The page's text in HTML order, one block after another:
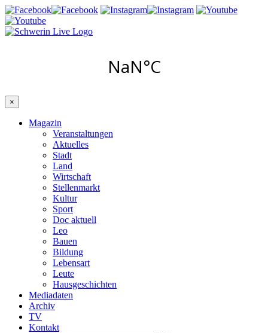
×
Magazin
Veranstaltungen
Aktuelles
Stadt
Land
Wirtschaft
Stellenmarkt
Kultur
Sport
Doc aktuell
Leo
Bauen
Bildung
Lebensart
Leute
Hausgeschichten
Mediadaten
Archiv
TV
Kontakt